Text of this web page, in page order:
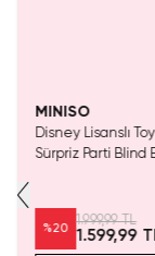
MINISO
Disney Lisanslı
Sürpriz Parti Blind
%20
1.999,99 TL
1.599,99